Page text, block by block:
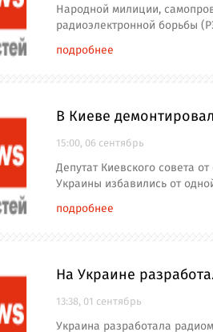
Народной милиции,
радиоэлектронной борьбы
подробнее
В Киеве
15:00, 06 сентябрь
Депутат Киевского совета
Украины избавились от
подробнее
На Украине
13:38, 01 сентябрь
Украина разработала